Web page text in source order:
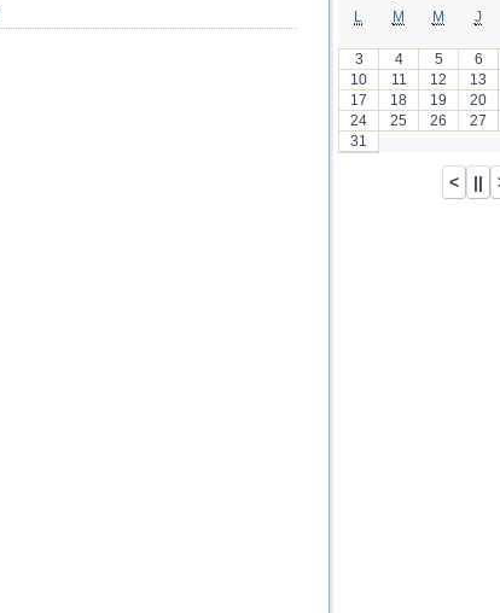
M M J
3
4 5 6
10
11 12 13
17
18 19 20
24
25 26 27
31